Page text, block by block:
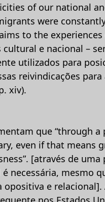
of our national
were
to the
cultural e nacional –
utilizados para
reivindicações
xiv).
que “through
even if that means
[através de
necessária, mesmo
opositiva e